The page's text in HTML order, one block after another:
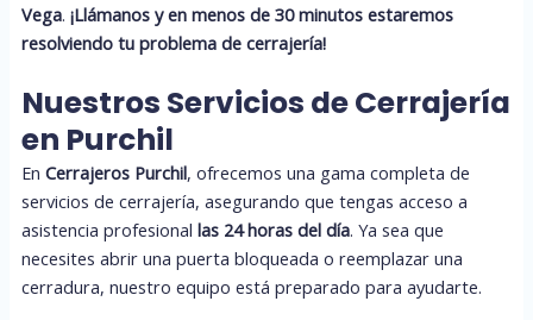
Vega. ¡Llámanos y en menos de 30 minutos estaremos
resolviendo tu problema de cerrajería!
Nuestros Servicios de Cerrajería
en Purchil
En Cerrajeros Purchil, ofrecemos una gama completa de
servicios de cerrajería, asegurando que tengas acceso a
asistencia profesional las 24 horas del día. Ya sea que
necesites abrir una puerta bloqueada o reemplazar una
cerradura, nuestro equipo está preparado para ayudarte.